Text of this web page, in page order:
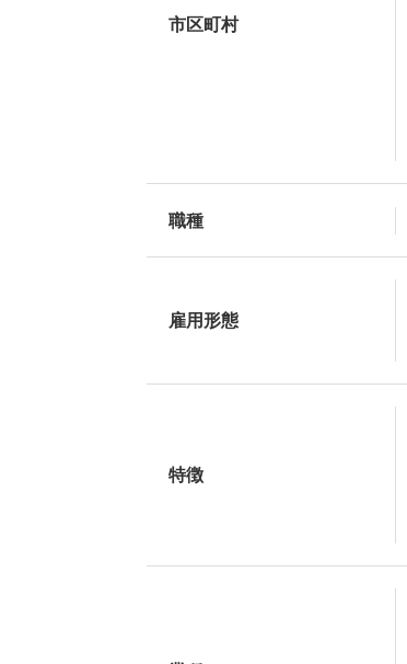
市区町村
職種
雇用形態
特徴